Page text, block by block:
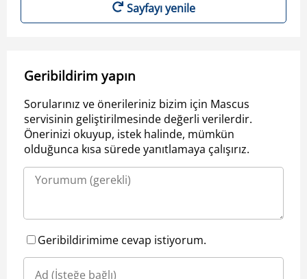
Sayfayı yenile
Geribildirim yapın
Sorularınız ve önerileriniz bizim için Mascus
servisinin geliştirilmesinde değerli verilerdir.
Önerinizi okuyup, istek halinde, mümkün
olduğunca kısa sürede yanıtlamaya çalışırız.
Geribildirimime cevap istiyorum.